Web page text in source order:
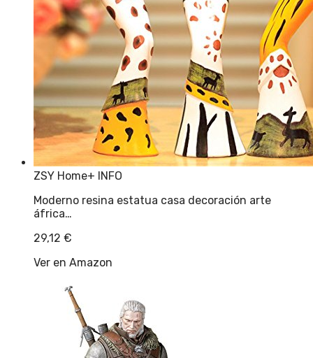
ZSY Home+ INFO
Moderno resina estatua casa decoración arte
áfrica…
29,12 €
Ver en Amazon